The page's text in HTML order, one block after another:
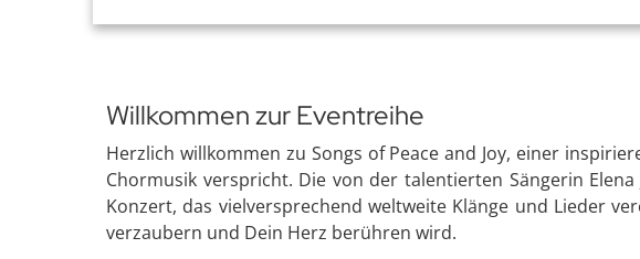
Willkommen zur Eventreihe
Herzlich willkommen zu Songs of Peace and Joy, einer
Chormusik verspricht. Die von der talentierten Sängerin
Konzert, das vielversprechend weltweite Klänge und Lieder
verzaubern und Dein Herz berühren wird.